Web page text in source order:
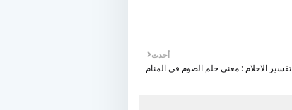
أحدث
تفسير الاحلام : معنى حلم الصوم في المنام